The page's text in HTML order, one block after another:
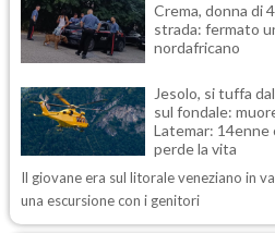
Crema, donna di
strada: fermato
nordafricano
Jesolo, si tuffa
sul fondale:
Latemar:
perde la vita
Il giovane era sul litorale veneziano in
una escursione con i genitori